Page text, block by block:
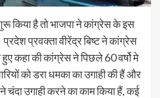
किया है तो भाजपा ने कांग्रेस के इस
प्रवक्ता वीरेंद्र बिष्ट ने कांग्रेस
कहा की कांग्रेस ने पिछले 60 वर्षो मे
को डरा धमका का उगाही की हैं और
चंदा उगाही करने का काम किया हैं, कई